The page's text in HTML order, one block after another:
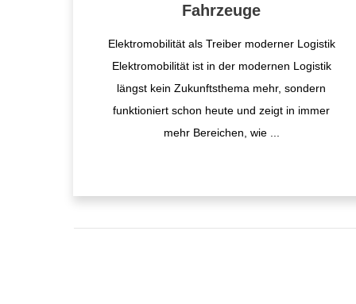
Fahrzeuge
Elektromobilität als Treiber moderner Logistik
Elektromobilität ist in der modernen Logistik
längst kein Zukunftsthema mehr, sondern
funktioniert schon heute und zeigt in immer
mehr Bereichen, wie